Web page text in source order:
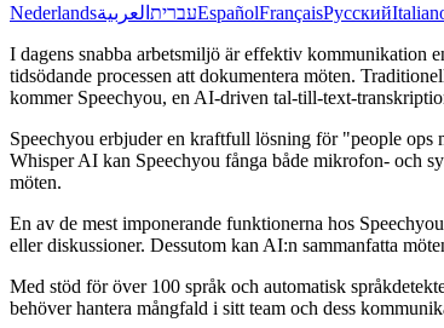
Nederlands
עברית العربية EspañolFrançaisРусский
I dagens snabba arbetsmiljö är effektiv kommunikation
tidsödande processen att dokumentera möten.
kommer Speechyou, en AI-driven tal-till-text-
Speechyou erbjuder en kraftfull lösning för "people ops
Whisper AI kan Speechyou fånga både mikrofon- och
möten.
En av de mest imponerande funktionerna hos
eller diskussioner. Dessutom kan AI:n sammanfatta
Med stöd för över 100 språk och automatisk
behöver hantera mångfald i sitt team och dess